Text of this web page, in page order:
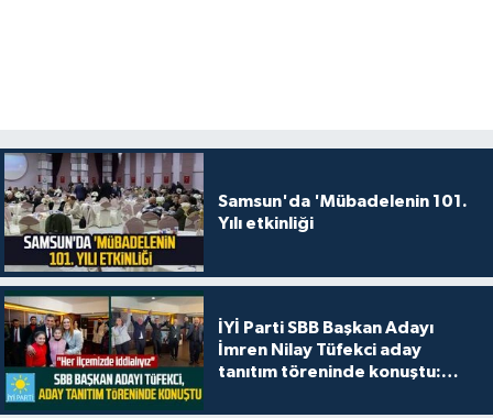
Samsun'da 'Mübadelenin 101.
Yılı etkinliği
İYİ Parti SBB Başkan Adayı
İmren Nilay Tüfekci aday
tanıtım töreninde konuştu: